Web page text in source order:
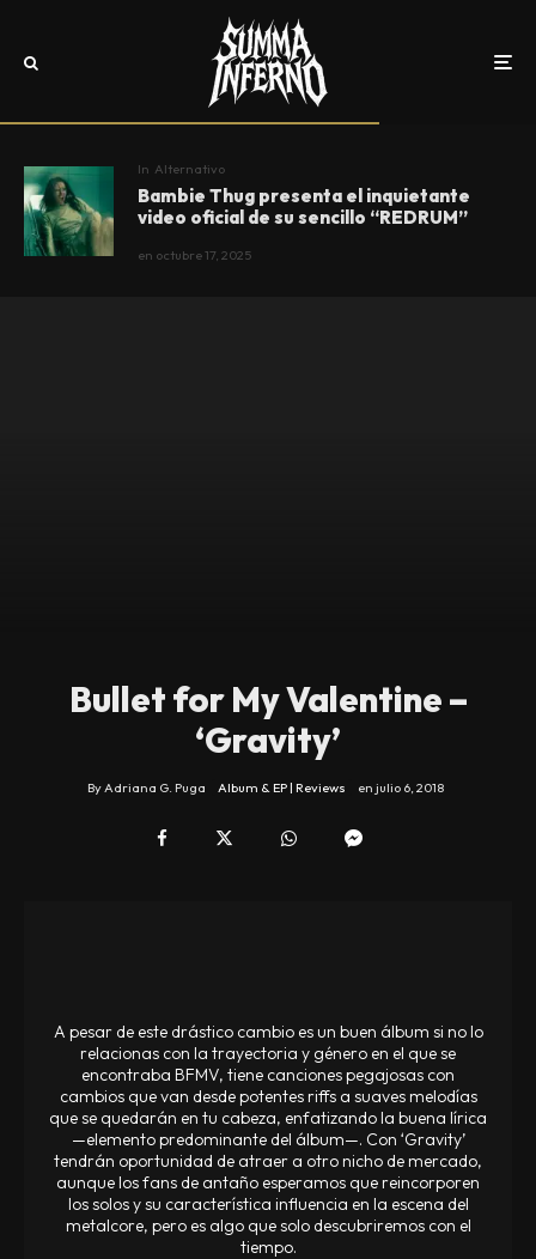
In Alternativo
Bambie Thug presenta el inquietante
video oficial de su sencillo “REDRUM”
en octubre 17, 2025
Bullet for My Valentine –
‘Gravity’
ByAdriana G. Puga Album & EP | Reviews en julio 6, 2018
A pesar de este drástico cambio es un buen álbum si no lo
relacionas con la trayectoria y género en el que se
encontraba BFMV, tiene canciones pegajosas con
cambios que van desde potentes riffs a suaves melodías
que se quedarán en tu cabeza, enfatizando la buena lírica
—elemento predominante del álbum—. Con ‘Gravity’
tendrán oportunidad de atraer a otro nicho de mercado,
aunque los fans de antaño esperamos que reincorporen
los solos y su característica influencia en la escena del
metalcore, pero es algo que solo descubriremos con el
tiempo.